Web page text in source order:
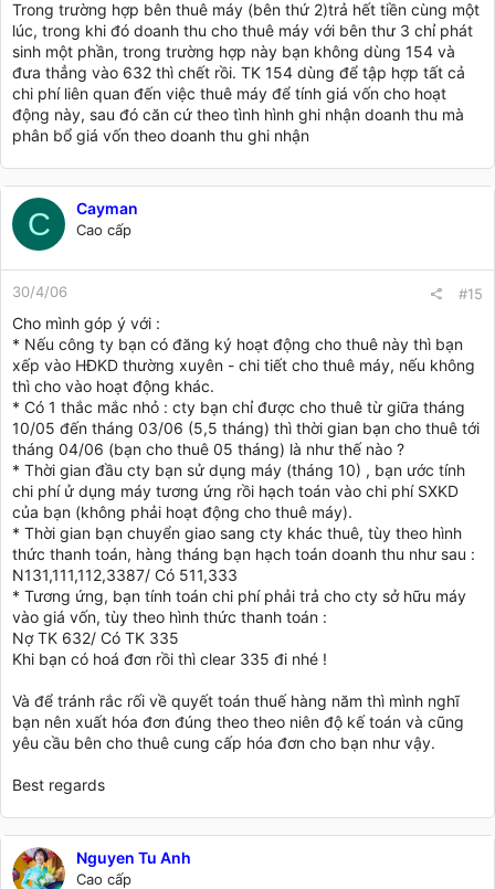
Trong trường hợp bên thuê máy (bên thứ 2)trả hết tiền cùng một
lúc, trong khi đó doanh thu cho thuê máy với bên thư 3 chỉ phát
sinh một phần, trong trường hợp này bạn không dùng 154 và
đưa thẳng vào 632 thì chết rồi. TK 154 dùng để tập hợp tất cả
chi phí liên quan đến việc thuê máy để tính giá vốn cho hoạt
động này, sau đó căn cứ theo tình hình ghi nhận doanh thu mà
phân bổ giá vốn theo doanh thu ghi nhận
C Cayman
Cao cấp
30/4/06 #15
Cho mình góp ý với :
* Nếu công ty bạn có đăng ký hoạt động cho thuê này thì bạn
xếp vào HĐKD thường xuyên - chi tiết cho thuê máy, nếu không
thì cho vào hoạt động khác.
* Có 1 thắc mắc nhỏ : cty bạn chỉ được cho thuê từ giữa tháng
10/05 đến tháng 03/06 (5,5 tháng) thì thời gian bạn cho thuê tới
tháng 04/06 (bạn cho thuê 05 tháng) là như thế nào ?
* Thời gian đầu cty bạn sử dụng máy (tháng 10) , bạn ước tính
chi phí ử dụng máy tương ứng rồi hạch toán vào chi phí SXKD
của bạn (không phải hoạt động cho thuê máy).
* Thời gian bạn chuyển giao sang cty khác thuê, tùy theo hình
thức thanh toán, hàng tháng bạn hạch toán doanh thu như sau :
N131,111,112,3387/ Có 511,333
* Tương ứng, bạn tính toán chi phí phải trả cho cty sở hữu máy
vào giá vốn, tùy theo hình thức thanh toán :
Nợ TK 632/ Có TK 335
Khi bạn có hoá đơn rồi thì clear 335 đi nhé !
Và để tránh rắc rối về quyết toán thuế hàng năm thì mình nghĩ
bạn nên xuất hóa đơn đúng theo theo niên độ kế toán và cũng
yêu cầu bên cho thuê cung cấp hóa đơn cho bạn như vậy.
Best regards
Nguyen Tu Anh
Cao cấp